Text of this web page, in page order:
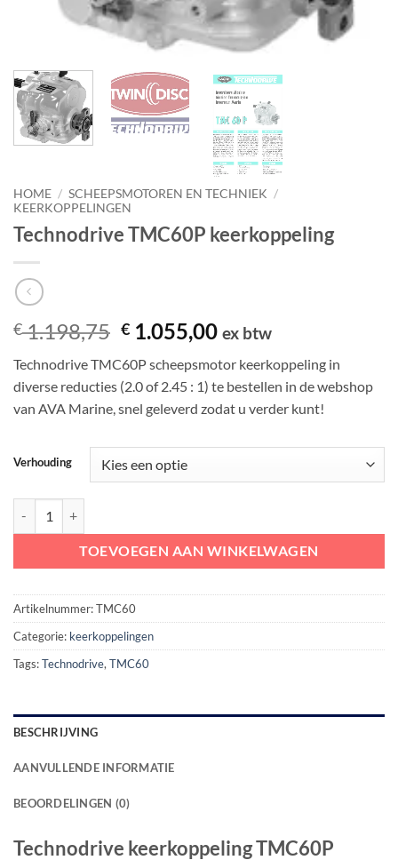
HOME / SCHEEPSMOTOREN EN TECHNIEK /
KEERKOPPELINGEN
Technodrive TMC60P keerkoppeling
€1.198,75 Oorspronkelijke
was:
€ 1.198,75.
€ 1.055,00Huidige
is:
€ 1.055,00.
ex btw
Technodrive TMC60P scheepsmotor keerkoppeling in
diverse reducties (2.0 of 2.45 : 1) te bestellen in de webshop
van AVA Marine, snel geleverd zodat u verder kunt!
Verhouding
TOEVOEGEN AAN WINKELWAGEN
Artikelnummer:TMC60
Categorie: keerkoppelingen
Tags:Technodrive, TMC60
BESCHRIJVING
AANVULLENDE INFORMATIE
BEOORDELINGEN (0)
Technodrive keerkoppeling TMC60P